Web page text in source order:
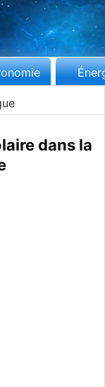
dans la